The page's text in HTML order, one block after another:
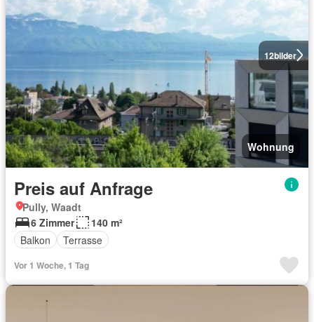
12bilder
Wohnung
Preis auf Anfrage
Pully, Waadt
6 Zimmer
140 m²
Balkon
Terrasse
Vor 1 Woche, 1 Tag